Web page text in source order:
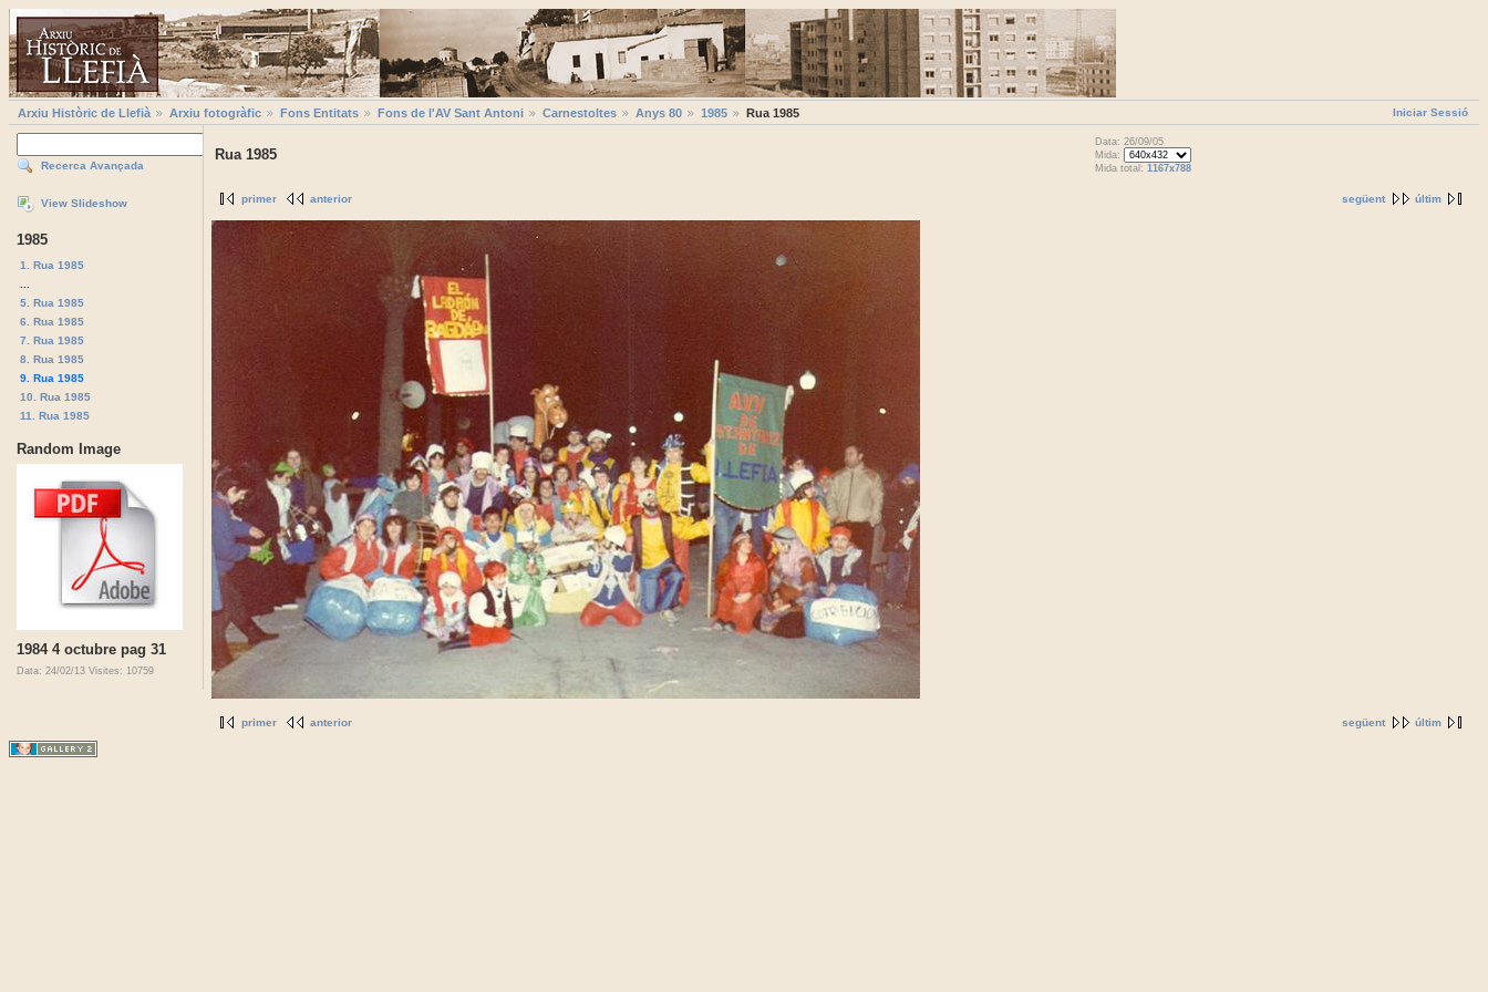
Iniciar Sessió
Arxiu Històric de Llefià Arxiu fotogràfic Fons Entitats Fons de l'AV Sant Antoni Carnestoltes Anys 80 1985 Rua 1985
Recerca Avançada
View Slideshow
1985
1. Rua 1985
5. Rua 1985
6. Rua 1985
7. Rua 1985
8. Rua 1985
9. Rua 1985
10. Rua 1985
11. Rua 1985
Random Image
1984 4 octubre pag 31
Data: 24/02/13 Visites: 10759
Rua 1985
Data: 26/09/05
Mida:
Mida total: 1167x788
següent últim
primer anterior
següent últim
primer anterior